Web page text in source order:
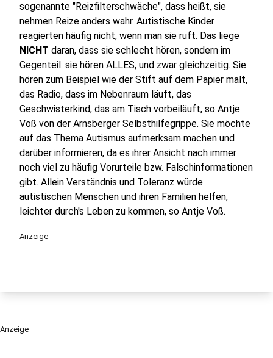
sogenannte "Reizfilterschwäche", dass heißt, sie
nehmen Reize anders wahr. Autistische Kinder
reagierten häufig nicht, wenn man sie ruft. Das liege
NICHT daran, dass sie schlecht hören, sondern im
Gegenteil: sie hören ALLES, und zwar gleichzeitig. Sie
hören zum Beispiel wie der Stift auf dem Papier malt,
das Radio, dass im Nebenraum läuft, das
Geschwisterkind, das am Tisch vorbeiläuft, so Antje
Voß von der Arnsberger Selbsthilfegrippe. Sie möchte
auf das Thema Autismus aufmerksam machen und
darüber informieren, da es ihrer Ansicht nach immer
noch viel zu häufig Vorurteile bzw. Falschinformationen
gibt. Allein Verständnis und Toleranz würde
autistischen Menschen und ihren Familien helfen,
leichter durch's Leben zu kommen, so Antje Voß.
Anzeige
Anzeige